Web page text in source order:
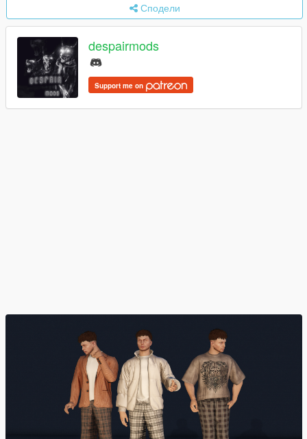
Сподели
despairmods
Support me on